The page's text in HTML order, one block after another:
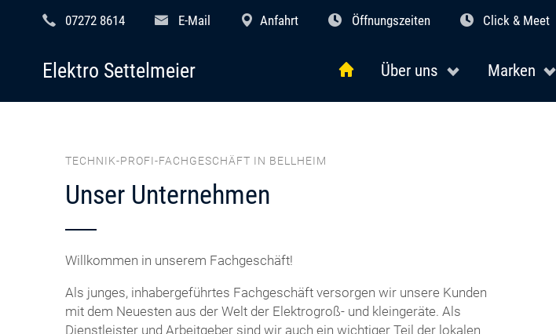
07272 8614 E-Mail Anfahrt Öffnungszeiten Click & Meet
Über uns Marken
Elektro Settelmeier
TECHNIK-PROFI-FACHGESCHÄFT IN BELLHEIM
Unser Unternehmen
Willkommen in unserem Fachgeschäft!
Als junges, inhabergeführtes Fachgeschäft versorgen wir unsere Kunden
mit dem Neuesten aus der Welt der Elektrogroß- und kleingeräte. Als
Dienstleister und Arbeitgeber sind wir auch ein wichtiger Teil der lokalen